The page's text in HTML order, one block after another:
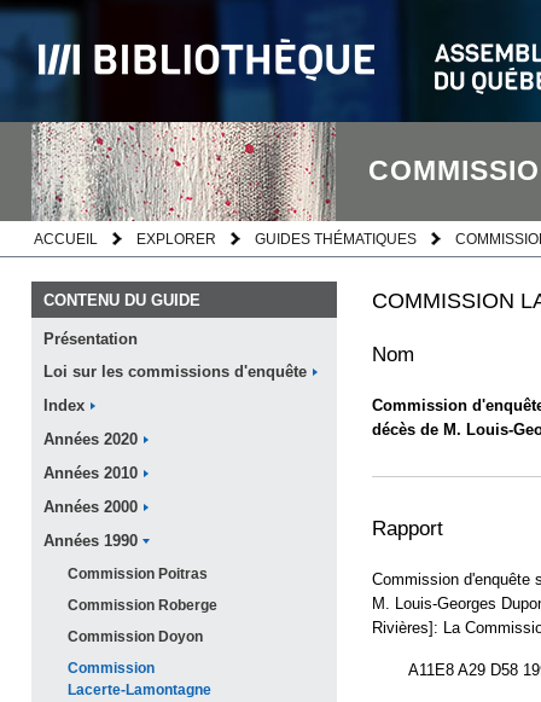
ACCUEIL EXPLORER GUIDES THÉMATIQUES
CONTENU DU GUIDE
Présentation
Loi sur les commissions d'enquête
Index
Années 2020
Années 2010
Années 2000
Années 1990
Commission Poitras
Commission Roberge
Commission Doyon
Commission
Lacerte-Lamontagne
COMMISSION
Nom
Commission
décès de M. Louis-
Rapport
Commission d'enquête
M. Louis-Georges
Rivières]: La
A11E8 A29 D58